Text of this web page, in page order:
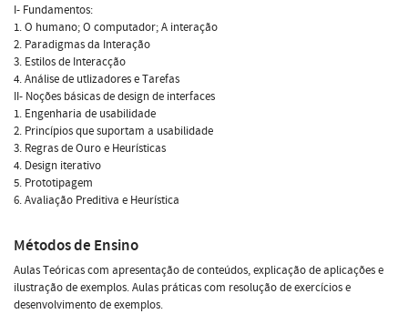
I- Fundamentos:
1. O humano; O computador; A interação
2. Paradigmas da Interação
3. Estilos de Interacção
4. Análise de utlizadores e Tarefas
II- Noções básicas de design de interfaces
1. Engenharia de usabilidade
2. Princípios que suportam a usabilidade
3. Regras de Ouro e Heurísticas
4. Design iterativo
5. Prototipagem
6. Avaliação Preditiva e Heurística
Métodos de Ensino
Aulas Teóricas com apresentação de conteúdos, explicação de aplicações e
ilustração de exemplos. Aulas práticas com resolução de exercícios e
desenvolvimento de exemplos.